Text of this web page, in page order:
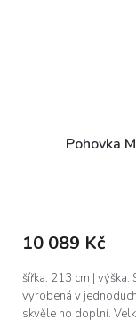
Pohovka
10 089 Kč
šířka: 213 cm |
vyrobená v
skvěle ho doplní.